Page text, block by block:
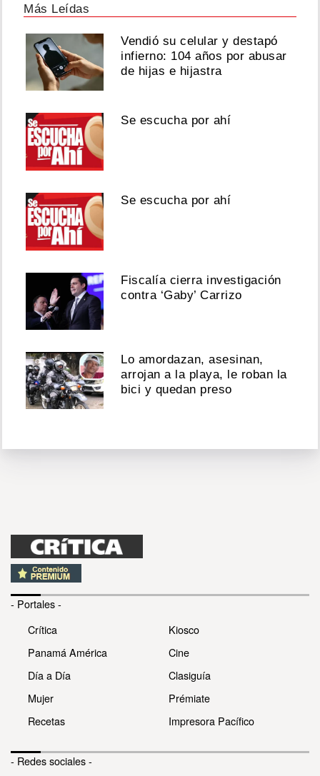
Más Leídas
Vendió su celular y destapó
infierno: 104 años por abusar
de hijas e hijastra
Se escucha por ahí
Se escucha por ahí
Fiscalía cierra investigación
contra ‘Gaby’ Carrizo
Lo amordazan, asesinan,
arrojan a la playa, le roban la
bici y quedan preso
- Portales -
Crítica
Panamá América
Día a Día
Mujer
Recetas
Kiosco
Cine
Clasiguía
Prémiate
Impresora Pacífico
- Redes sociales -